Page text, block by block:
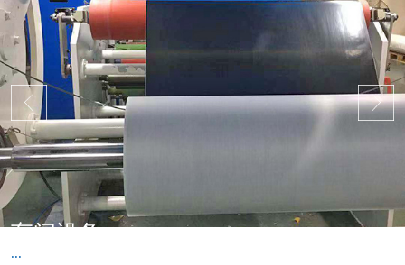
车间设备
...